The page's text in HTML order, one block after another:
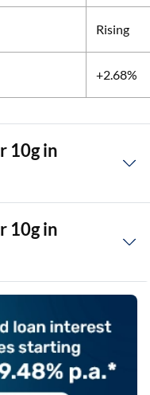
Rising
+2.68%
10g in
10g in